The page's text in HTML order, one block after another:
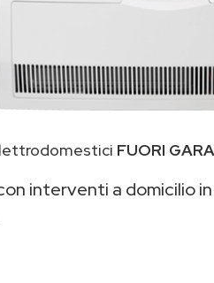
FUORI
interventi a domicilio